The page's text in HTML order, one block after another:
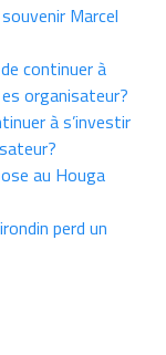
Marcel
continuer à
organisateur?
à s’investir
au Houga
perd un